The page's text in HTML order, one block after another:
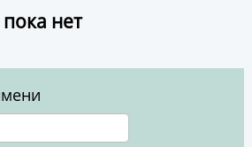
нет